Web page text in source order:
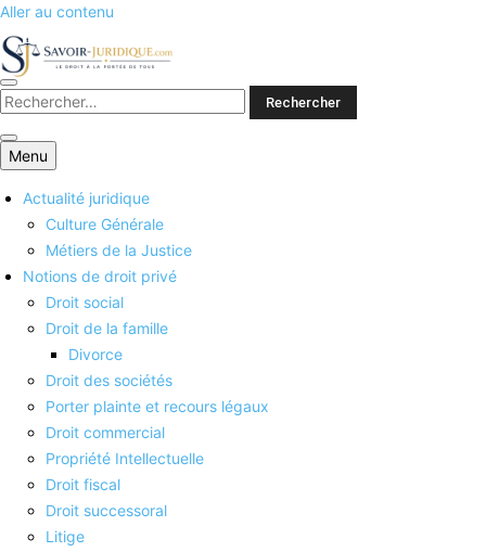
Aller au contenu
Savoirs juridiques
Menu
Actualité juridique
Culture Générale
Métiers de la Justice
Notions de droit privé
Droit social
Droit de la famille
Divorce
Droit des sociétés
Porter plainte et recours légaux
Droit commercial
Propriété Intellectuelle
Droit fiscal
Droit successoral
Litige